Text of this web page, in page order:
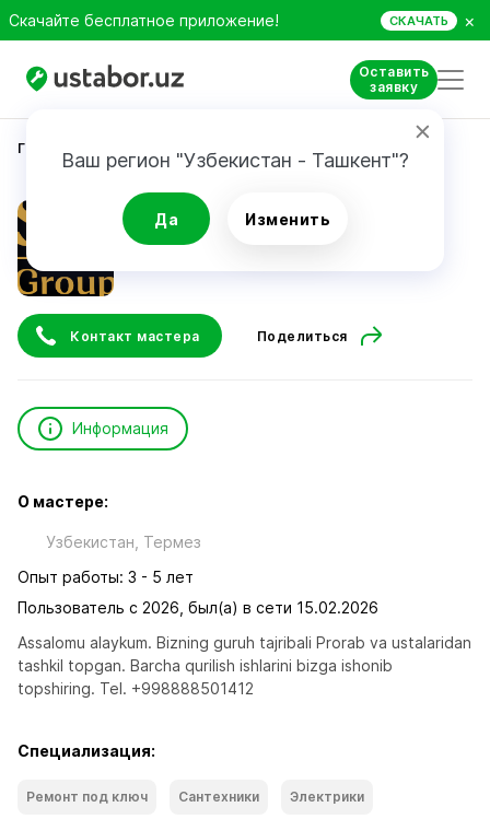
Скачайте бесплатное приложение! СКАЧАТЬ ×
Оставить
заявку
Ваш регион "Узбекистан - Ташкент"?
Да Изменить
Главная
Muxiddinov S.
Контакт мастера Поделиться
Информация
О мастере:
Узбекистан, Термез
Опыт работы: 3 - 5 лет
Пользователь с 2026, был(а) в сети 15.02.2026
Assalomu alaykum. Bizning guruh tajribali Prorab va ustalaridan
tashkil topgan. Barcha qurilish ishlarini bizga ishonib
topshiring. Tel. +998888501412
Специализация:
Ремонт под ключ Сантехники Электрики